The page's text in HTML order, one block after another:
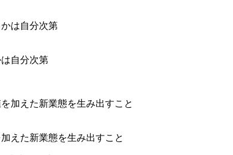
自分次第
えた新業態を生み出すこと